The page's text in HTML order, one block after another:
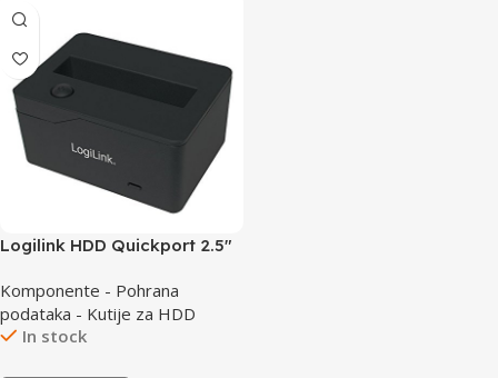
Logilink HDD Quickport 2.5″
Komponente - Pohrana
podataka - Kutije za HDD
In stock